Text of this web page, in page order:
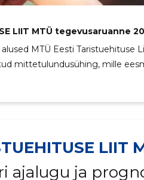
LIIT MTÜ tegevusaruanne
MTÜ Eesti Taristuehituse
mittetulundusühing, mille
LIIT
ajalugu ja